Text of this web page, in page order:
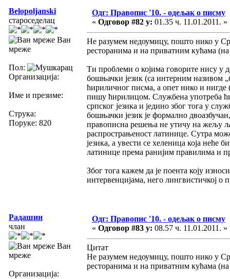
Belopoljanski
староседелац
Ван
мреже
Пол:
Организација:
Име и презиме:
Струка:
Поруке: 820
Одг: Правопис '10. - одељак о писму
« Одговор #82 у: 01.35 ч. 11.01.2011. »
Не разумем недоумицу, пошто нико у
ресторанима и на приватним кућама (на
Ти проблеми о којима говорите нису у
бошњачки језик (са интерним називом
ћириличног писма, а опет нико и нигде
пишу ћирилицом. Службена употреба
српског језика и једино због тога у
бошњачки језик је формално
правописна решења не утичу на жељу
распрострањеност латинице. Сутра
језика, а увести се хеленица која
латинице према ранијим правилима и
Због тога кажем да је поента коју
интервенцијама, него лингвистичкој
Радашин
члан
Ван
мреже
Организација:
Одг: Правопис '10. - одељак о писму
« Одговор #83 у: 08.57 ч. 11.01.2011. »
Цитат
Не разумем недоумицу, пошто нико у
ресторанима и на приватним кућама (на